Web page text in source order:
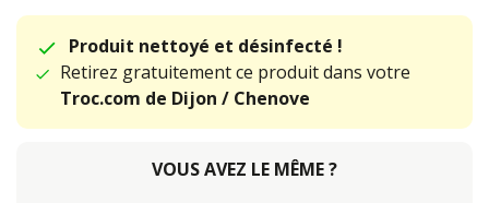
Produit nettoyé et désinfecté !
Retirez gratuitement ce produit dans votre
Troc.com de Dijon / Chenove
VOUS AVEZ LE MÊME ?